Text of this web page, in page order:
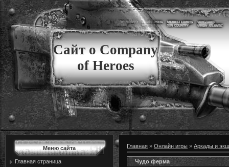
Сайт о Company
of Heroes
Меню сайта
Главная страница
Главная » Онлайн игры » Аркады и
Чудо ферма